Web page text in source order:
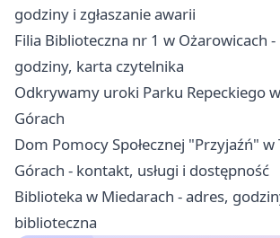
godziny i zgłaszanie awarii
Filia Biblioteczna nr 1 w Ożarowicach
godziny, karta czytelnika
Odkrywamy uroki Parku Repeckiego
Górach
Dom Pomocy Społecznej "Przyjaźń"
Górach - kontakt, usługi i dostępność
Biblioteka w Miedarach - adres,
biblioteczna